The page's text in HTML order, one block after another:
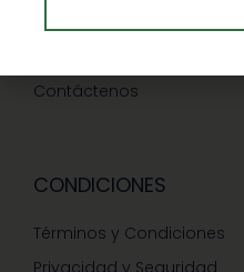
Contáctenos
CONDICIONES
Términos y Condiciones
Privacidad y Seguridad